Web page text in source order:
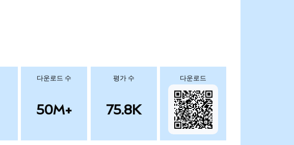
다운로드 수
50M+
평가 수
75.8K
다운로드